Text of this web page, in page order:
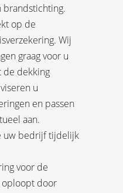
brandstichting.
op de
Wij
graag voor u
de dekking
u
en passen
aan.
uw bedrijf tijdelijk
voor de
oploopt door